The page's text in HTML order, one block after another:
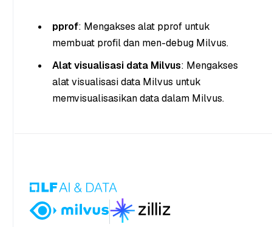
pprof: Mengakses alat pprof untuk
membuat profil dan men-debug Milvus.
Alat visualisasi data Milvus: Mengakses
alat visualisasi data Milvus untuk
memvisualisasikan data dalam Milvus.